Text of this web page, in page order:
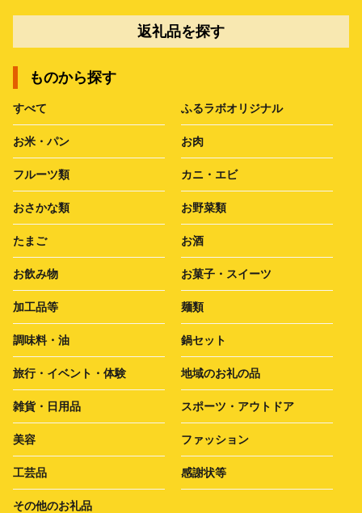
返礼品を探す
ものから探す
すべて ふるラボオリジナル
お米・パン お肉
フルーツ類 カニ・エビ
おさかな類 お野菜類
たまご お酒
お飲み物 お菓子・スイーツ
加工品等 麺類
調味料・油 鍋セット
旅行・イベント・体験 地域のお礼の品
雑貨・日用品 スポーツ・アウトドア
美容 ファッション
工芸品 感謝状等
その他のお礼品